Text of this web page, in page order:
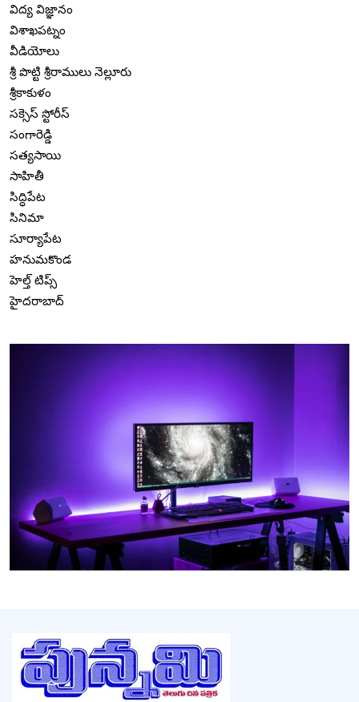
విద్య విజ్ఞానం
విశాఖపట్నం
వీడియోలు
శ్రీ పొట్టి శ్రీరాములు నెల్లూరు
శ్రీకాకుళం
సక్సెస్ స్టోరీస్
సంగారెడ్డి
సత్యసాయి
సాహితీ
సిద్ధిపేట
సినిమా
సూర్యాపేట
హనుమకొండ
హెల్త్ టిప్స్
హైదరాబాద్